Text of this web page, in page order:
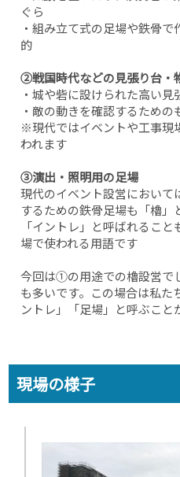
ぐら
・組み立て式の足場や鉄骨
的
②戦国時代などの見張り台・
・城や砦に設けられた高い見
・敵の動きを確認するための
※現代ではイベントや工事現
われます
③演出・照明用の足場
現代のイベント設営において
するための鉄骨足場も「櫓
「イントレ」と呼ばれるこ
場で使われる用語です
今回は①の用途での櫓設営
も多いです。この場合は私た
ントレ」「足場」と呼ぶこと
現場の様子